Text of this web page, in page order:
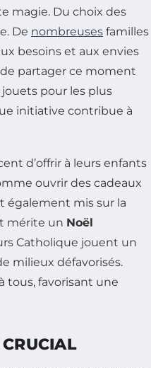
magie. Du choix des
De nombreuses familles
besoins et aux envies
partager ce moment
pour les plus
initiative contribue à
d’offrir à leurs enfants
ouvrir des cadeaux
également mis sur la
mérite un Noël
Catholique jouent un
milieux défavorisés.
tous, favorisant une